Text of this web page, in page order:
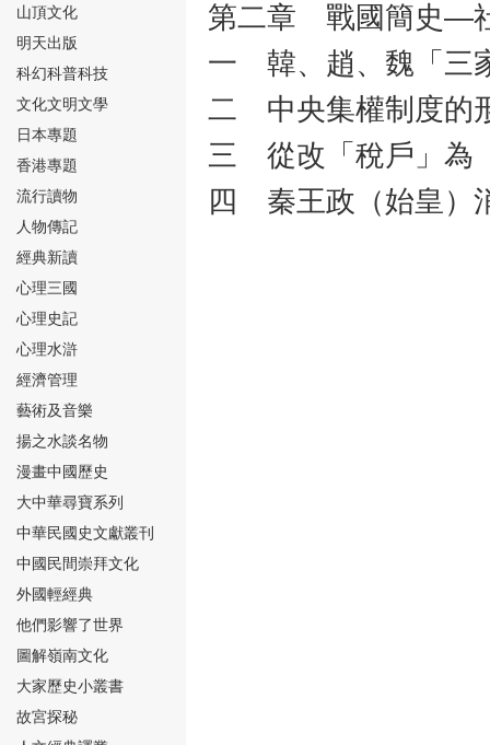
⑬
⑭
⑮
⑯
⑰
山頂文化
明天出版
科幻科普科技
文化文明文學
日本專題
香港專題
流行讀物
人物傳記
經典新讀
心理三國
心理史記
心理水滸
經濟管理
藝術及音樂
揚之水談名物
漫畫中國歷史
大中華尋寶系列
中華民國史文獻叢刊
中國民間崇拜文化
外國輕經典
他們影響了世界
圖解嶺南文化
大家歷史小叢書
故宮探秘
第二章 戰國簡史—
一 韓、趙、魏「三
二 中央集權制度的
三 從改「稅戶」為
四 秦王政（始皇）